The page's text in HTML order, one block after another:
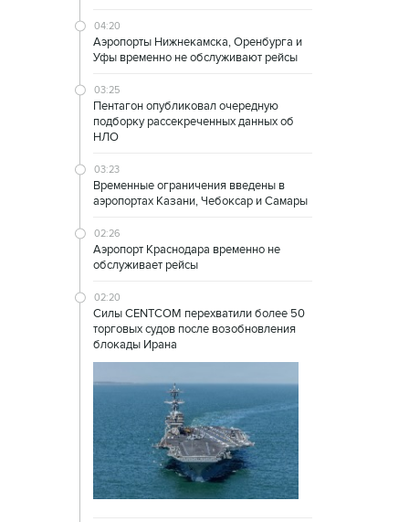
04:20
Аэропорты Нижнекамска, Оренбурга и
Уфы временно не обслуживают рейсы
03:25
Пентагон опубликовал очередную
подборку рассекреченных данных об
НЛО
03:23
Временные ограничения введены в
аэропортах Казани, Чебоксар и Самары
02:26
Аэропорт Краснодара временно не
обслуживает рейсы
02:20
Силы CENTCOM перехватили более 50
торговых судов после возобновления
блокады Ирана